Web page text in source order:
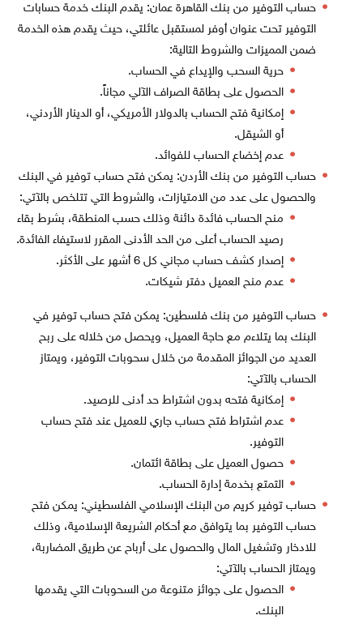
حساب التوفير من بنك القاهرة عمان: يقدم البنك خدمة حسابات
التوفير تحت عنوان أوفر لمستقبل عائلتي، حيث يقدم هذه الخدمة
ضمن المميزات والشروط التالية:
حرية السحب والإيداع في الحساب.
الحصول على بطاقة الصراف الآلي مجاناً.
إمكانية فتح الحساب بالدولار الأمريكي، أو الدينار الأردني،
أو الشيقل.
عدم إخضاع الحساب للفوائد.
حساب التوفير من بنك الأردن: يمكن فتح حساب توفير في البنك
والحصول على عدد من الامتيازات، والشروط التي تتلخص بالآتي:
منح الحساب فائدة دائنة وذلك حسب المنطقة، بشرط بقاء
رصيد الحساب أعلى من الحد الأدنى المقرر لاستيفاء الفائدة.
إصدار كشف حساب مجاني كل 6 أشهر على الأكثر.
عدم منح العميل دفتر شيكات.
حساب التوفير من بنك فلسطين: يمكن فتح حساب توفير في
البنك بما يتلاءم مع حاجة العميل، ويحصل من خلاله على ربح
العديد من الجوائز المقدمة من خلال سحوبات التوفير، ويمتاز
الحساب بالآتي:
إمكانية فتحه بدون اشتراط حد أدنى للرصيد.
عدم اشتراط فتح حساب جاري للعميل عند فتح حساب
التوفير.
حصول العميل على بطاقة ائتمان.
التمتع بخدمة إدارة الحساب.
حساب توفير كريم من البنك الإسلامي الفلسطيني: يمكن فتح
حساب التوفير بما يتوافق مع أحكام الشريعة الإسلامية، وذلك
للادخار وتشغيل المال والحصول على أرباح عن طريق المضاربة،
ويمتاز الحساب بالآتي:
الحصول على جوائز متنوعة من السحوبات التي يقدمها
البنك.